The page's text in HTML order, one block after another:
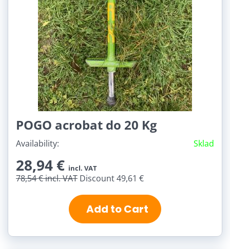
POGO acrobat do 20 Kg
Availability: Sklad
28,94 € incl. VAT
78,54 €incl. VAT Discount 49,61 €
Add to Cart